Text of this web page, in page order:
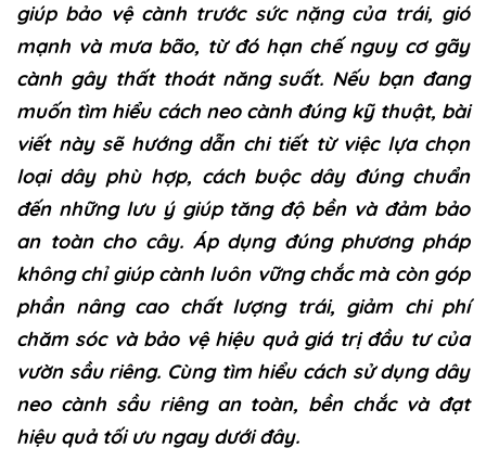
giúp bảo vệ cành trước sức nặng của trái, gió
mạnh và mưa bão, từ đó hạn chế nguy cơ gãy
cành gây thất thoát năng suất. Nếu bạn đang
muốn tìm hiểu cách neo cành đúng kỹ thuật, bài
viết này sẽ hướng dẫn chi tiết từ việc lựa chọn
loại dây phù hợp, cách buộc dây đúng chuẩn
đến những lưu ý giúp tăng độ bền và đảm bảo
an toàn cho cây. Áp dụng đúng phương pháp
không chỉ giúp cành luôn vững chắc mà còn góp
phần nâng cao chất lượng trái, giảm chi phí
chăm sóc và bảo vệ hiệu quả giá trị đầu tư của
vườn sầu riêng. Cùng tìm hiểu cách sử dụng dây
neo cành sầu riêng an toàn, bền chắc và đạt
hiệu quả tối ưu ngay dưới đây.